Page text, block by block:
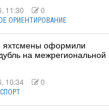
11:30 0
ОРИЕНТИРОВАНИЕ
яхтсмены оформили
на межрегиональной
10:34 0